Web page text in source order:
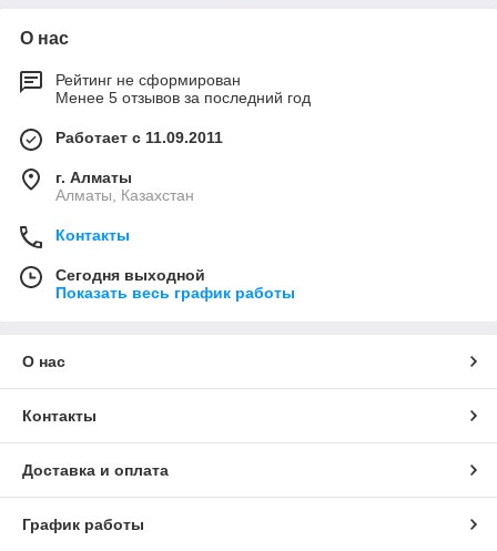
О нас
Рейтинг не сформирован
Менее 5 отзывов за последний год
Работает с 11.09.2011
г. Алматы
Алматы, Казахстан
Контакты
Сегодня выходной
Показать весь график работы
О нас
Контакты
Доставка и оплата
График работы